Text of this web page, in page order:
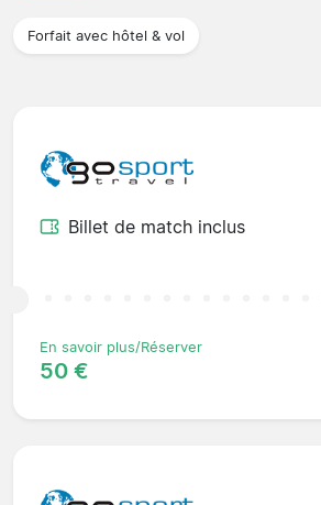
Forfait avec hôtel & vol
Billet de match inclus
En savoir plus/Réserver
50 €